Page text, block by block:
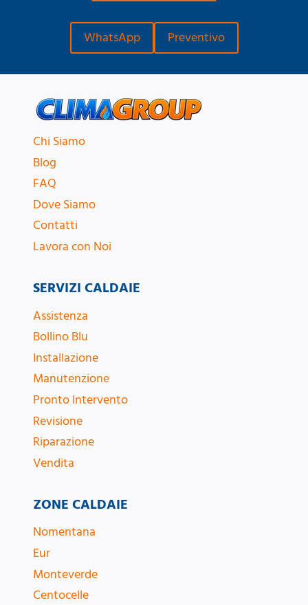
WhatsApp Preventivo
Chi Siamo
Blog
FAQ
Dove Siamo
Contatti
Lavora con Noi
SERVIZI CALDAIE
Assistenza
Bollino Blu
Installazione
Manutenzione
Pronto Intervento
Revisione
Riparazione
Vendita
ZONE CALDAIE
Nomentana
Eur
Monteverde
Centocelle